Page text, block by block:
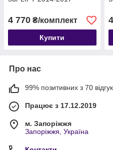
4 770 ₴/комплект
Купити
Про нас
99% позитивних з 70
Працює з 17.12.2019
м. Запоріжжя
Запоріжжя, Україна